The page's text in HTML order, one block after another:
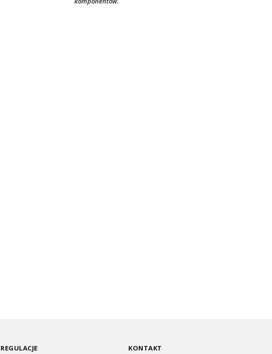
REGULACJE KONTAKT